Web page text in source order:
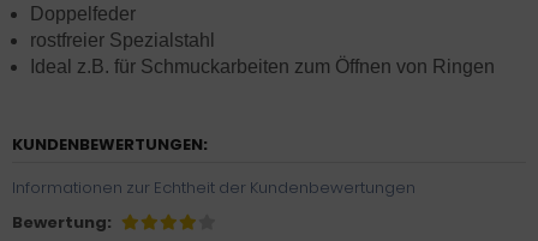
Doppelfeder
rostfreier Spezialstahl
Ideal z.B. für Schmuckarbeiten zum Öffnen von Ringen
KUNDENBEWERTUNGEN:
Informationen zur Echtheit der Kundenbewertungen
Bewertung: